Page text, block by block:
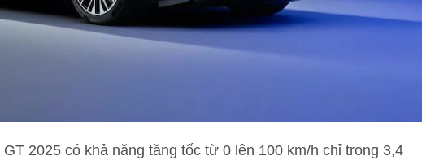
2025 có khả năng tăng tốc từ 0 lên 100 km/h chỉ trong 3,4